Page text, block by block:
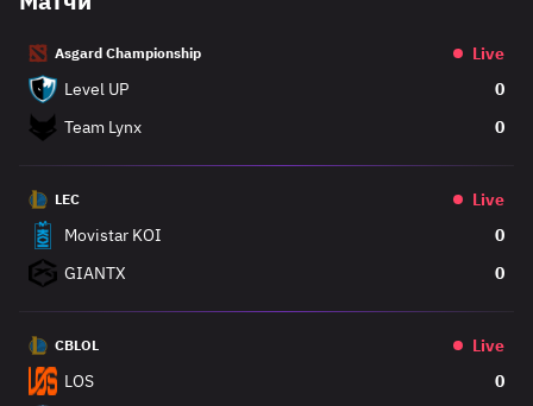
Asgard Championship
Live
Level UP
0
Team Lynx
0
LEC
Live
Movistar KOI
0
GIANTX
0
CBLOL
Live
LOS
0